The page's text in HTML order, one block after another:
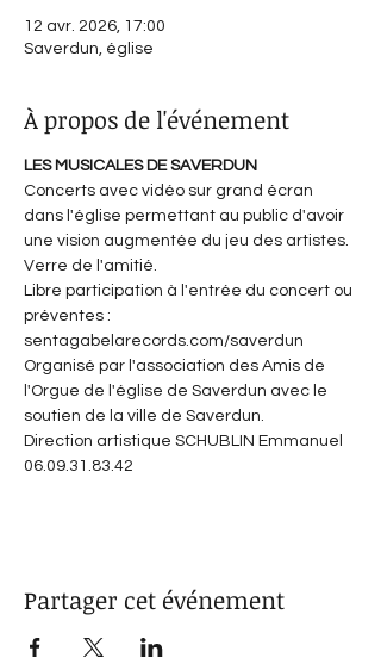
12 avr. 2026, 17:00
Saverdun, église
À propos de l'événement
LES MUSICALES DE SAVERDUN
Concerts avec vidéo sur grand écran
dans l'église permettant au public d'avoir
une vision augmentée du jeu des artistes.
Verre de l'amitié.
Libre participation à l'entrée du concert ou
préventes :
sentagabelarecords.com/saverdun
Organisé par l'association des Amis de
l'Orgue de l'église de Saverdun avec le
soutien de la ville de Saverdun.
Direction artistique SCHUBLIN Emmanuel
06.09.31.83.42
Partager cet événement